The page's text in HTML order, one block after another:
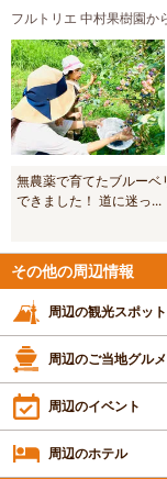
フルトリエ 中村果樹園か
無農薬で育てたブルー
できました！ 道に迷っ...
その他の周辺情報
周辺の観光スポット
周辺のご当地グルメ
周辺のイベント
周辺のホテル